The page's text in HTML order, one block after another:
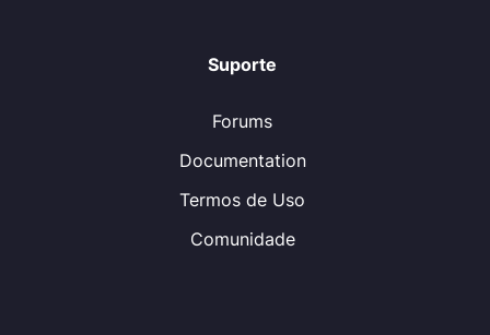
Suporte
Forums
Documentation
Termos de Uso
Comunidade